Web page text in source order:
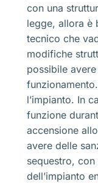
con una
legge, allora è
tecnico che
modifiche
possibile
l’impianto. In
funzione
accensione
avere delle
sequestro,
dell’impianto